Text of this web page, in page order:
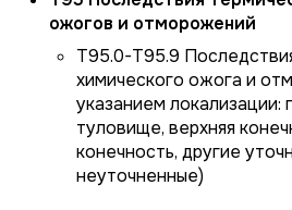
ожогов и отморожений
T95.0-T95.9
химического ожога и
указанием локализации:
туловище, верхняя
конечность, другие
неуточненные)